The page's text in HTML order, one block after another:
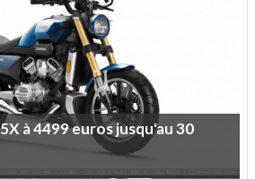
à4499eurosjusqu'au30